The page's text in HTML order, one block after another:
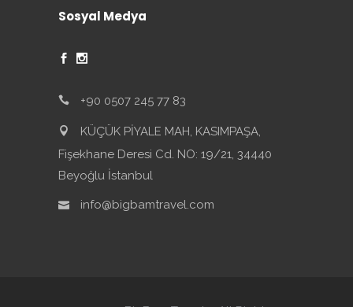
Sosyal Medya
+90 0507 245 77 83
KÜÇÜK PİYALE MAH, KASIMPAŞA,
Fişekhane Deresi Cd. NO: 19/21, 34440
Beyoğlu İstanbul
info@bigbamtravel.com